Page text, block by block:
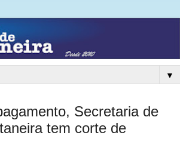
▼
Secretaria de
tem corte de